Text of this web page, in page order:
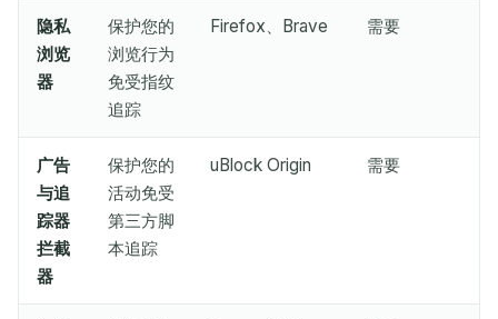
隐私
浏览
器
保护您的
浏览行为
免受指纹
追踪
Firefox、Brave 需要
广告
与追
踪器
拦截
器
保护您的
活动免受
第三方脚
本追踪
uBlock Origin 需要